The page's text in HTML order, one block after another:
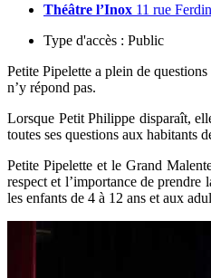
Théâtre l’Inox 11 rue
Type d'accès : Public
Petite Pipelette a plein de
n’y répond pas.
Lorsque Petit Philippe disparaît,
toutes ses questions aux habitants
Petite Pipelette et le Grand
respect et l’importance de
les enfants de 4 à 12 ans et aux